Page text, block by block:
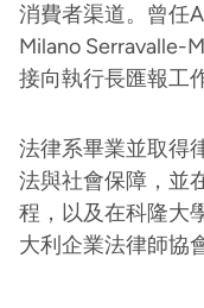
消費者渠道。曾任
Milano Serravalle-
接向執行長匯報工作
法律系畢業並取得
法與社會保障，並
程，以及在科隆大
大利企業法律師協